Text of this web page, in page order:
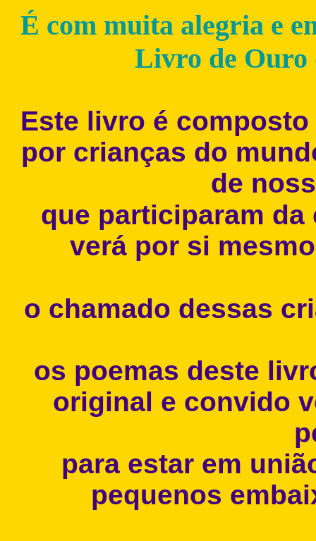
É com muita alegria e
Livro de Ouro
Este livro é
por crianças do
de
que participaram
verá por si
o chamado dessas
os poemas deste
original e convido
para estar em
pequenos